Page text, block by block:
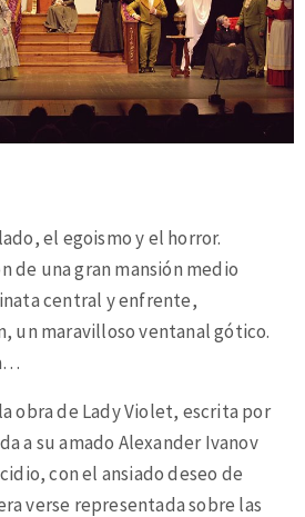
el egoismo y el horror.
de una gran mansión medio
central y enfrente,
un maravilloso ventanal gótico.
obra de Lady Violet, escrita por
a su amado Alexander Ivanov
con el ansiado deseo de
verse representada sobre las